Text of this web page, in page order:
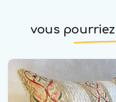
vous pourriez